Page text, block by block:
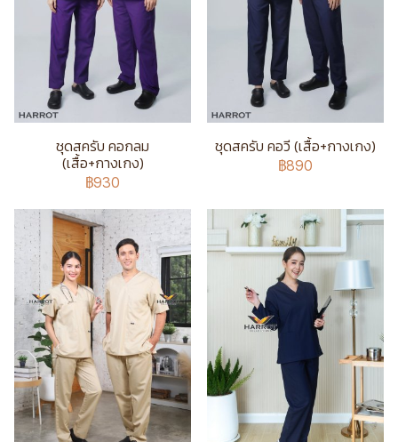
ชุดสครับ คอกลม
(เสื้อ+กางเกง)
฿930
ชุดสครับ คอวี (เสื้อ+กางเกง)
฿890